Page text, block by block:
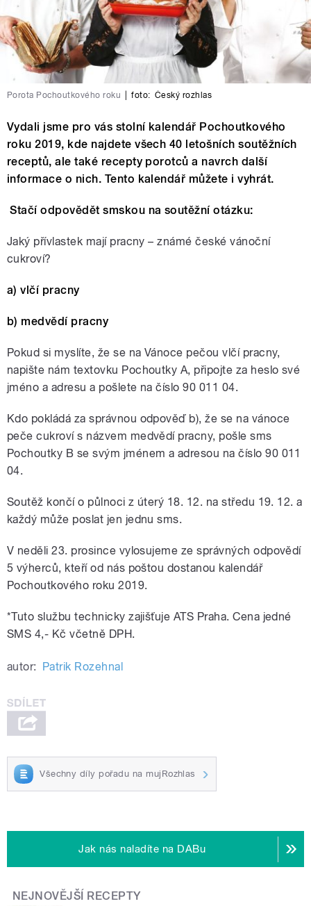
Porota Pochoutkového roku foto: Český rozhlas
Vydali jsme pro vás stolní kalendář Pochoutkového
roku 2019, kde najdete všech 40 letošních soutěžních
receptů, ale také recepty porotců a navrch další
informace o nich. Tento kalendář můžete i vyhrát.
Stačí odpovědět smskou na soutěžní otázku:
Jaký přívlastek mají pracny – známé české vánoční
cukroví?
a)vlčí pracny
b) medvědí pracny
Pokud si myslíte, že se na Vánoce pečou vlčí pracny,
napište nám textovku Pochoutky A, připojte za heslo své
jméno a adresu a pošlete na číslo 90 011 04.
Kdo pokládá za správnou odpověď b), že se na vánoce
peče cukroví s názvem medvědí pracny, pošle sms
Pochoutky B se svým jménem a adresou na číslo 90 011
04.
Soutěž končí o půlnoci z úterý 18. 12. na středu 19. 12. a
každý může poslat jen jednu sms.
V neděli 23. prosince vylosujeme ze správných odpovědí
5 výherců, kteří od nás poštou dostanou kalendář
Pochoutkového roku 2019.
*Tuto službu technicky zajišťuje ATS Praha. Cena jedné
SMS 4,- Kč včetně DPH.
autor: Patrik Rozehnal
Všechny díly pořadu na mujRozhlas
Jak nás naladíte na DABu
NEJNOVĚJŠÍ RECEPTY